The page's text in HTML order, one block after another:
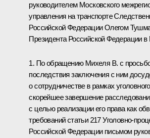
руководителем Московского
управления на транспорте
Российской Федерации Олегом
Президента Российской Федерации в
1. По обращению Михеля В. с
последствия заключения с ним
о сотрудничестве в рамках
скорейшее завершение
с целью реализации его права как
требований статьи 217 Уголовно-
Российской Федерации письмом